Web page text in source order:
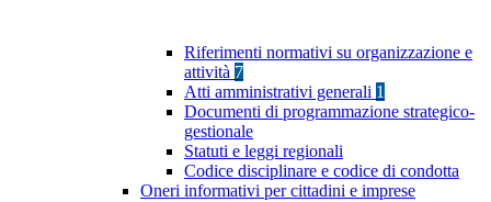
Riferimenti normativi su organizzazione e
attività 7
Atti amministrativi generali 1
Documenti di programmazione strategico-
gestionale
Statuti e leggi regionali
Codice disciplinare e codice di condotta
Oneri informativi per cittadini e imprese